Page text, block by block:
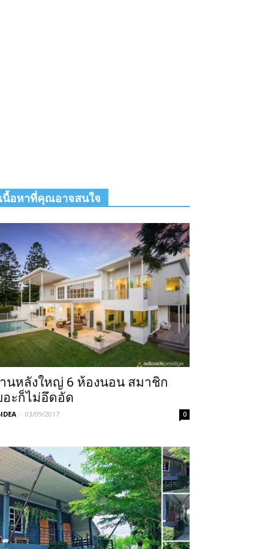
เนื้อหาที่คุณอาจสนใจ
นหลังใหญ่ 6 ห้องนอน สมาชิก
อะก็ไม่อึดอัด
- 03/09/2017 0